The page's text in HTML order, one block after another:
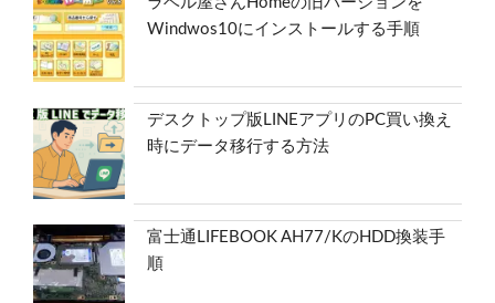
Windwos10にインストールする手順
デスクトップ版LINEアプリのPC買い換え
時にデータ移行する方法
富士通LIFEBOOK AH77/KのHDD換装手
順